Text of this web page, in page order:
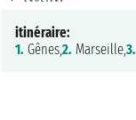
itinéraire:
1. Gênes,2. Marseille,3.